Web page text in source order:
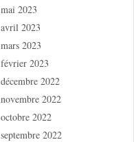
mai 2023
avril 2023
mars 2023
février 2023
décembre 2022
novembre 2022
octobre 2022
septembre 2022